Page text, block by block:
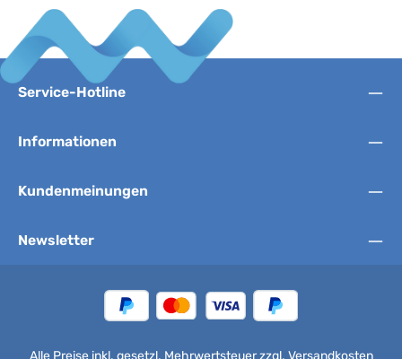
Service-Hotline
Informationen
Kundenmeinungen
Newsletter
Alle Preise inkl. gesetzl. Mehrwertsteuer zzgl. Versandkosten